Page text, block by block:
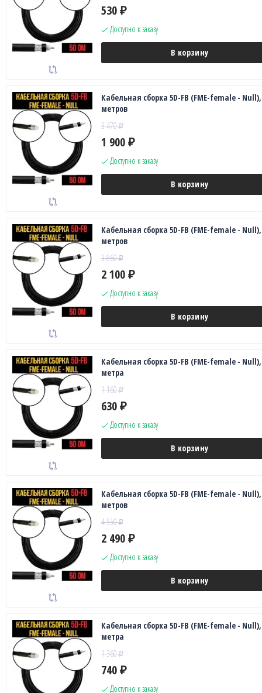
530 ₽
Доступно к заказу
В корзину
Кабельная сборка 5D-FB (FME-female - Null),
метров
3 470₽
1 900 ₽
Доступно к заказу
В корзину
Кабельная сборка 5D-FB (FME-female - Null),
метров
3 860₽
2 100 ₽
Доступно к заказу
В корзину
Кабельная сборка 5D-FB (FME-female - Null),
метра
1 160₽
630 ₽
Доступно к заказу
В корзину
Кабельная сборка 5D-FB (FME-female - Null),
метров
4 550₽
2 490 ₽
Доступно к заказу
В корзину
Кабельная сборка 5D-FB (FME-female - Null),
метра
1 360₽
740 ₽
Доступно к заказу